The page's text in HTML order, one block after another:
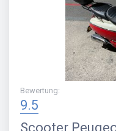
Bewertung:
9.5
Scooter